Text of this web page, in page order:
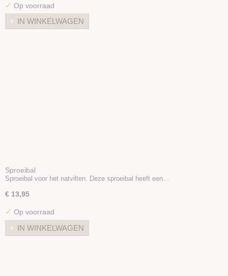
Viltnaalden
Viltnaaldhouders
Sproeibal
Styropor
Diverse
Stoffen
✓ Op voorraad
IN WINKELWAGEN
Sproeibal
Sproeibal voor het natvilten. Deze sproeibal heeft een…
€ 13,95
✓ Op voorraad
IN WINKELWAGEN